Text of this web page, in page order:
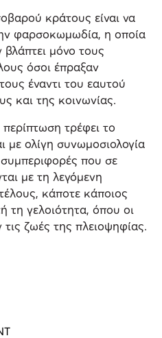
κράτους είναι να
φαρσοκωμωδία, η οποία
βλάπτει μόνο τους
όσοι έπραξαν
έναντι του εαυτού
και της κοινωνίας.
τρέφει το
με ολίγη συνωμοσιολογία
που σε
με τη λεγόμενη
κάποτε κάποιος
τη γελοιότητα, όπου οι
ζωές της πλειοψηφίας.